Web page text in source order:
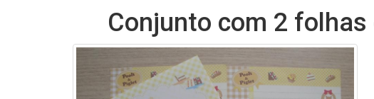
Conjunto com 2 folhas